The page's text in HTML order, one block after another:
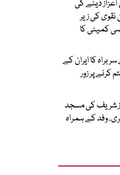
اعزاز دینے کی
کی زیر
کمیٹی کا
کا ایران کے
پر زور
شریف کی مسجد
وفد کے ہمراہ